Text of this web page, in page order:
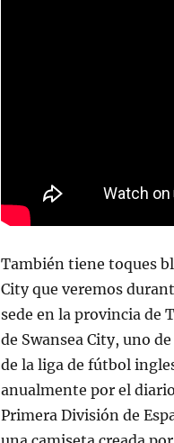
También tiene toques
City que veremos
sede en la provincia de
de Swansea City, uno
de la liga de fútbol
anualmente por el
Primera División de